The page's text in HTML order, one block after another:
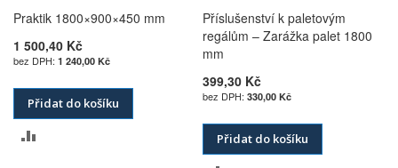
Praktik 1800×900×450 mm
1 500,40 Kč
1 240,00 Kč
Přidat do košíku
Příslušenství k paletovým
regálům – Zarážka palet 1800
mm
399,30 Kč
330,00 Kč
Přidat do košíku